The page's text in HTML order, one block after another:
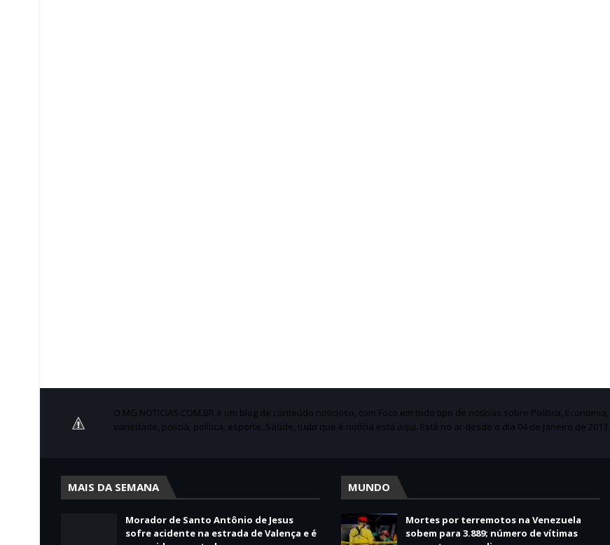
O MG NOTICIAS.COM.BR é um blog de conteúdo noticioso, com Foco em todo tipo de notícias sobre Política, Economia,
variedade, polícia, política, esporte, Saúde, tudo que é notícia está aqui. Está no ar desde o dia 04 de Janeiro de 2013.
MAIS DA SEMANA
Morador de Santo Antônio de Jesus
sofre acidente na estrada de Valença e é
MUNDO
Mortes por terremotos na Venezuela
sobem para 3.889; número de vítimas